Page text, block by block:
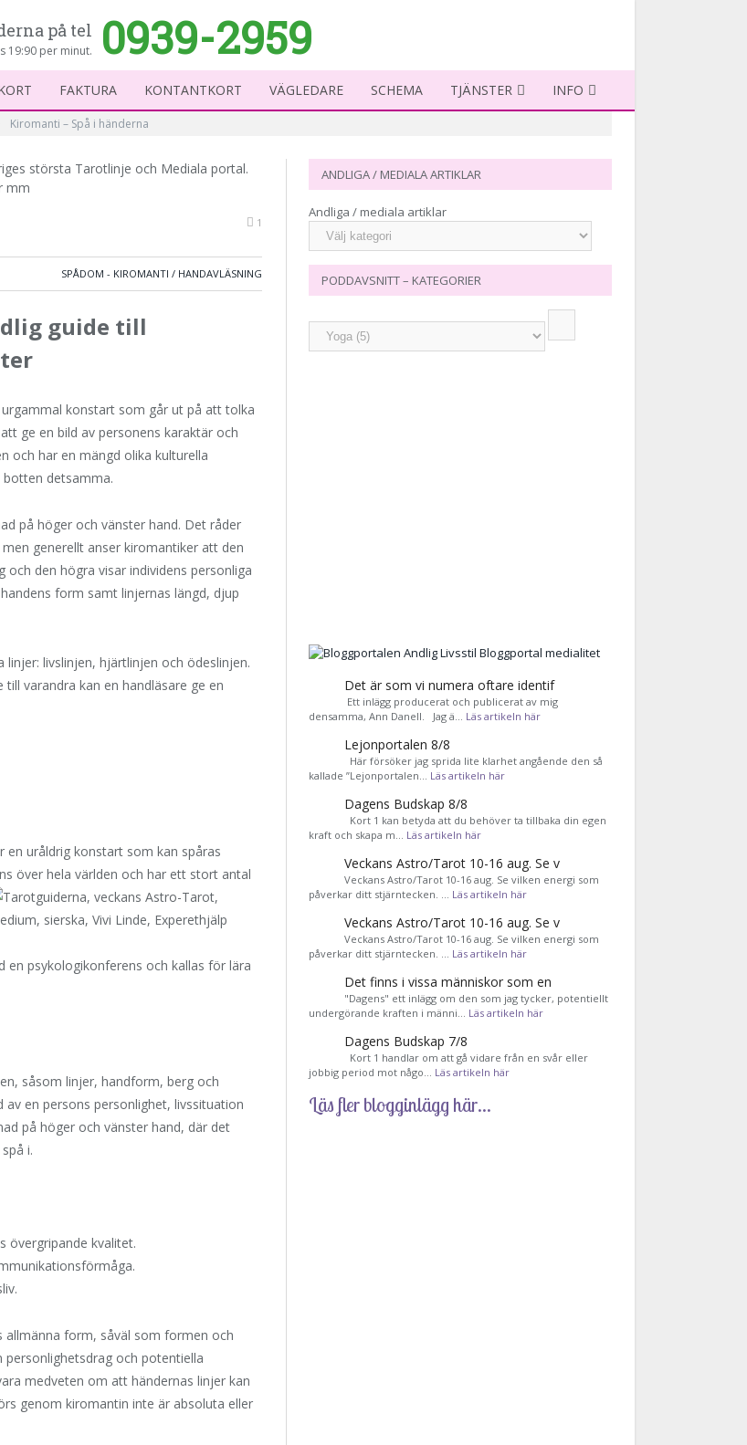
på tel
19:90 per minut. 0939-2959
FAKTURA KONTANTKORT VÄGLEDARE SCHEMA TJÄNSTER INFO
Kiromanti – Spå i händerna
största Tarotlinje och Mediala portal.
mm
1
SPÅDOM - KIROMANTI / HANDAVLÄSNING
guide till
konstart som går ut på att tolka
ge en bild av personens karaktär och
och har en mängd olika kulturella
detsamma.
på höger och vänster hand. Det råder
generellt anser kiromantiker att den
den högra visar individens personliga
form samt linjernas längd, djup
livslinjen, hjärtlinjen och ödeslinjen.
varandra kan en handläsare ge en
en uråldrig konstart som kan spåras
över hela världen och har ett stort antal
en psykologikonferens och kallas för lära
såsom linjer, handform, berg och
en persons personlighet, livssituation
på höger och vänster hand, där det
i.
övergripande kvalitet.
form, såväl som formen och
och potentiella
medveten om att händernas linjer kan
genom kiromantin inte är absoluta eller
ANDLIGA / MEDIALA ARTIKLAR
Andliga / mediala artiklar
PODDAVSNITT – KATEGORIER
Det är som vi numera oftare identif
͏ Ett inlägg producerat och publicerat av mig
densamma, Ann Danell. Jag ä… Läs artikeln här
Lejonportalen 8/8
Här försöker jag sprida lite klarhet angående den så
kallade ”Lejonportalen… Läs artikeln här
Dagens Budskap 8/8
Kort 1 kan betyda att du behöver ta tillbaka din egen
kraft och skapa m… Läs artikeln här
Veckans Astro/Tarot 10-16 aug. Se v
Veckans Astro/Tarot 10-16 aug. Se vilken energi som
påverkar ditt stjärntecken. … Läs artikeln här
Veckans Astro/Tarot 10-16 aug. Se v
Veckans Astro/Tarot 10-16 aug. Se vilken energi som
påverkar ditt stjärntecken. … Läs artikeln här
Det finns i vissa människor som en
"Dagens" ett inlägg om den som jag tycker, potentiellt
undergörande kraften i männi… Läs artikeln här
Dagens Budskap 7/8
Kort 1 handlar om att gå vidare från en svår eller
jobbig period mot någo… Läs artikeln här
Läs fler blogginlägg här...